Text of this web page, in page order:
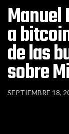
Manuel
a
de las
sobre
SEPTIEMBRE 18,